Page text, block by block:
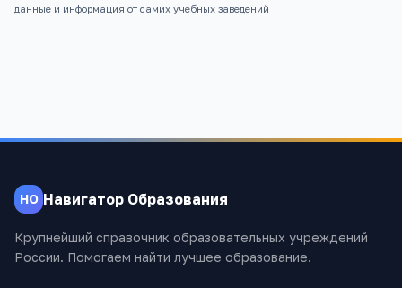
данные и информация от самих учебных заведений
НО Навигатор Образования
Крупнейший справочник образовательных учреждений
России. Помогаем найти лучшее образование.